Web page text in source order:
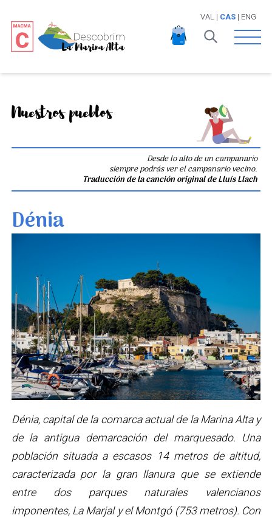
VAL | CAS| ENG
Open
Nuestros pueblos
Desde lo alto de un campanario
siempre podrás ver el campanario vecino.
Traducción de la canción original de Lluís Llach
Dénia
Dénia, capital de la comarca actual de la Marina Alta y
de la antigua demarcación del marquesado. Una
población situada a escasos 14 metros de altitud,
caracterizada por la gran llanura que se extiende
entre dos parques naturales valencianos
imponentes, La Marjal y el Montgó (753 metros). Con